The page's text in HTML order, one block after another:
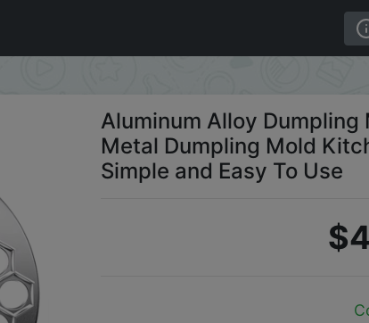
Dumpling Mold Kitchen Dumpling Pressing Tool
Aluminum Alloy
Metal Dumpling Mold
Simple and Easy To Use